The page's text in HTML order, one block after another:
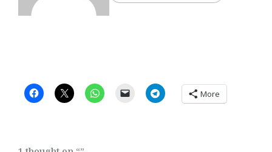
More